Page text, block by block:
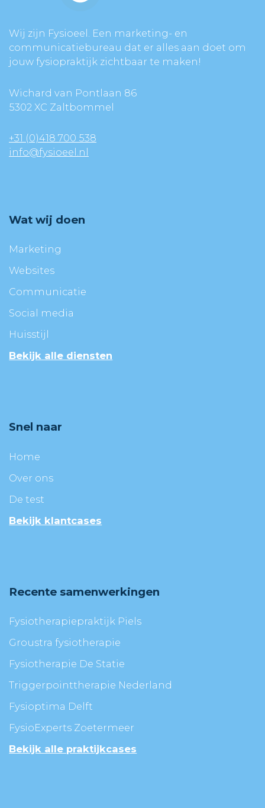
Wij zijn Fysioeel. Een marketing- en
communicatiebureau dat er alles aan doet om
jouw fysiopraktijk zichtbaar te maken!
Wichard van Pontlaan 86
5302 XC Zaltbommel
+31 (0)418 700 538
info@fysioeel.nl
Wat wij doen
Marketing
Websites
Communicatie
Social media
Huisstijl
Bekijk alle diensten
Snel naar
Home
Over ons
De test
Bekijk klantcases
Recente samenwerkingen
Fysiotherapiepraktijk Piels
Groustra fysiotherapie
Fysiotherapie De Statie
Triggerpointtherapie Nederland
Fysioptima Delft
FysioExperts Zoetermeer
Bekijk alle praktijkcases